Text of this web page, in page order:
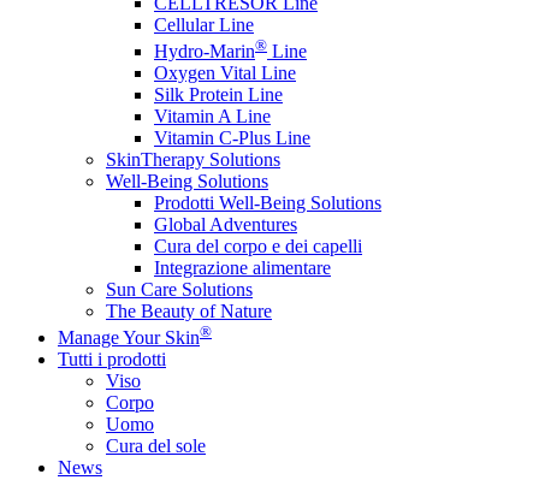
Cellular Line
Hydro-Marin® Line
Oxygen Vital Line
Silk Protein Line
Vitamin A Line
Vitamin C-Plus Line
SkinTherapy Solutions
Well-Being Solutions
Prodotti Well-Being Solutions
Global Adventures
Cura del corpo e dei capelli
Integrazione alimentare
Sun Care Solutions
The Beauty of Nature
Manage Your Skin®
Tutti i prodotti
Viso
Corpo
Uomo
Cura del sole
News